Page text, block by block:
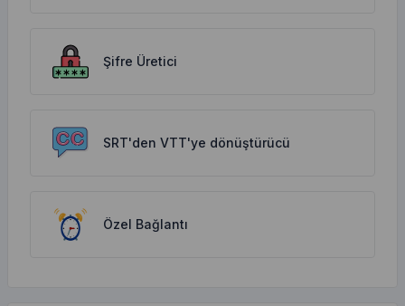
Şifre Üretici
SRT'den VTT'ye dönüştürücü
Özel Bağlantı